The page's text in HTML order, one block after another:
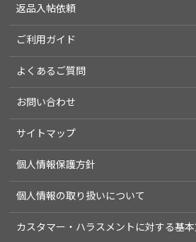
返品入帖依頼
ご利用ガイド
よくあるご質問
お問い合わせ
サイトマップ
個人情報保護方針
個人情報の取り扱いについて
カスタマー・ハラスメントに対する基